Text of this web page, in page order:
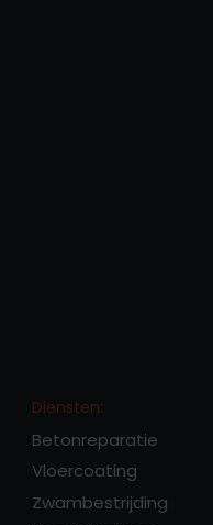
Diensten:
Betonreparatie
Vloercoating
Zwambestrijding